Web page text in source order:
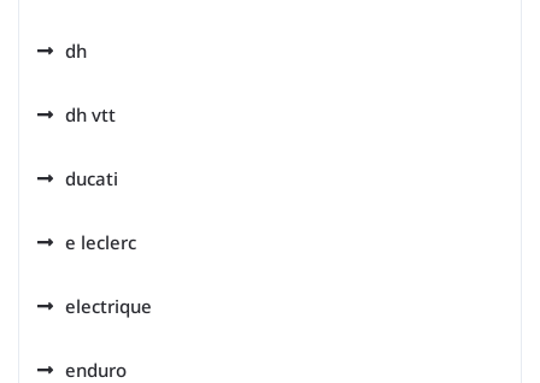
dh
dh vtt
ducati
e leclerc
electrique
enduro